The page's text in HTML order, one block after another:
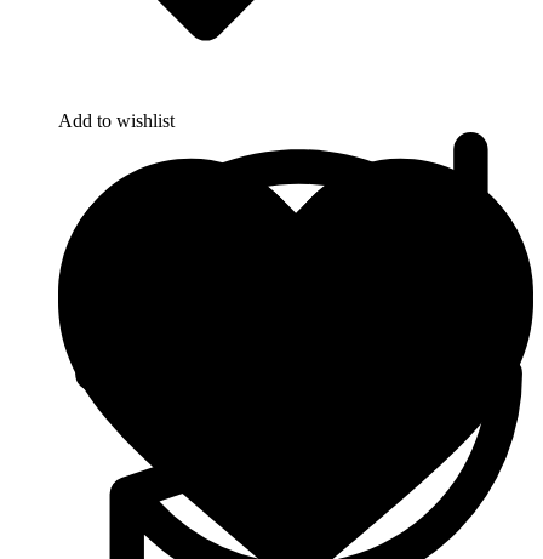
Add to wishlist